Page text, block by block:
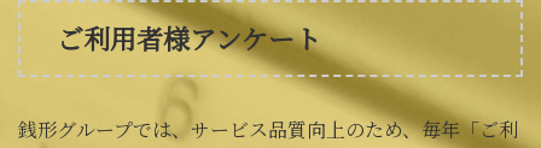
ご利用者様アンケート
銭形グループでは、サービス品質向上のため、毎年「ご利